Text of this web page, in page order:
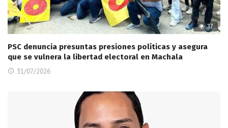
37
PSC denuncia presuntas presiones políticas y asegura
que se vulnera la libertad electoral en Machala
31/07/2026